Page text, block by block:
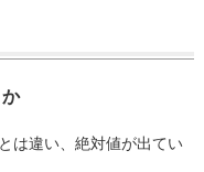
は違い、絶対値が出てい